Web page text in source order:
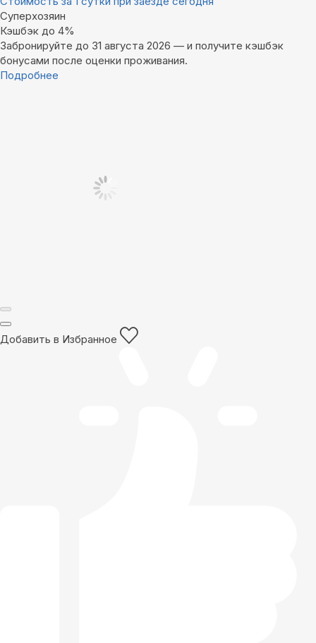
Суперхозяин
Кэшбэк до 4%
Забронируйте до 31 августа 2026 — и получите кэшбэк
бонусами после оценки проживания.
Подробнее
Добавить в Избранное